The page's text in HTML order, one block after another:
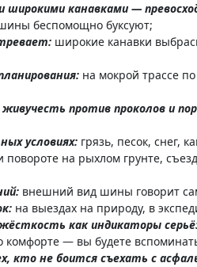
канавками —
беспомощно буксуют;
широкие канавки
на мокрой трассе
против проколов и
условиях: грязь, песок, снег,
повороте на рыхлом грунте,
внешний вид шины говорит
на выездах на природу, в
как индикаторы
— вы будете
кто не боится съехать с